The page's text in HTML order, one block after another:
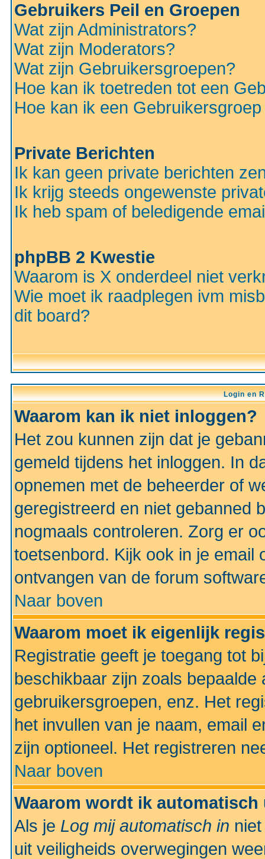
Gebruikers Peil en Groepen
Wat zijn Administrators?
Wat zijn Moderators?
Wat zijn Gebruikersgroepen?
Hoe kan ik toetreden tot een
Hoe kan ik een
Private Berichten
Ik kan geen private berichten
Ik krijg steeds ongewenste
Ik heb spam of beledigende
phpBB 2 Kwestie
Waarom is X onderdeel niet
Wie moet ik raadplegen ivm
dit board?
Login en
Waarom kan ik niet inloggen?
Het zou kunnen zijn dat je
gemeld tijdens het inloggen. In
opnemen met de beheerder of
geregistreerd en niet gebanned
nogmaals controleren. Zorg er
toetsenbord. Kijk ook in je email
ontvangen van de forum
Naar boven
Waarom moet ik eigenlijk
Registratie geeft je toegang tot
beschikbaar zijn zoals
gebruikersgroepen, enz. Het
het invullen van je naam, email
zijn optioneel. Het registreren
Naar boven
Waarom wordt ik
Als je Log mij automatisch in
uit veiligheids overwegingen